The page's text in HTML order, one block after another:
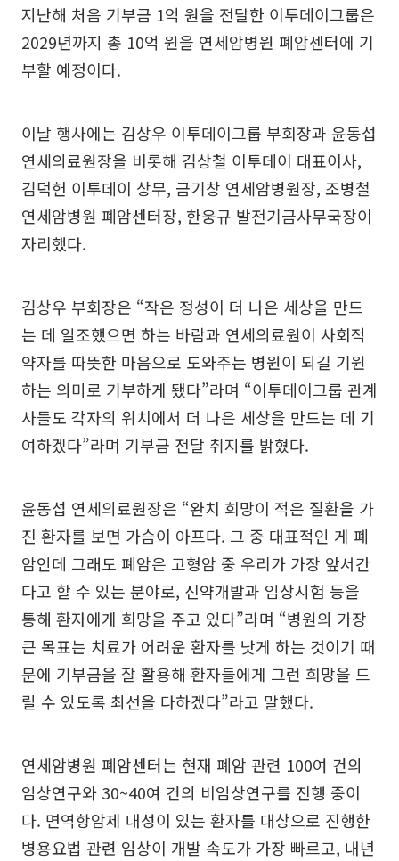
지난해 처음 기부금 1억 원을 전달한 이투데이그룹은
2029년까지 총 10억 원을 연세암병원 폐암센터에 기
부할 예정이다.
이날 행사에는 김상우 이투데이그룹 부회장과 윤동섭
연세의료원장을 비롯해 김상철 이투데이 대표이사,
김덕헌 이투데이 상무, 금기창 연세암병원장, 조병철
연세암병원 폐암센터장, 한웅규 발전기금사무국장이
자리했다.
김상우 부회장은 “작은 정성이 더 나은 세상을 만드
는 데 일조했으면 하는 바람과 연세의료원이 사회적
약자를 따뜻한 마음으로 도와주는 병원이 되길 기원
하는 의미로 기부하게 됐다”라며 “이투데이그룹 관계
사들도 각자의 위치에서 더 나은 세상을 만드는 데 기
여하겠다”라며 기부금 전달 취지를 밝혔다.
윤동섭 연세의료원장은 “완치 희망이 적은 질환을 가
진 환자를 보면 가슴이 아프다. 그 중 대표적인 게 폐
암인데 그래도 폐암은 고형암 중 우리가 가장 앞서간
다고 할 수 있는 분야로, 신약개발과 임상시험 등을
통해 환자에게 희망을 주고 있다”라며 “병원의 가장
큰 목표는 치료가 어려운 환자를 낫게 하는 것이기 때
문에 기부금을 잘 활용해 환자들에게 그런 희망을 드
릴 수 있도록 최선을 다하겠다”라고 말했다.
연세암병원 폐암센터는 현재 폐암 관련 100여 건의
임상연구와 30~40여 건의 비임상연구를 진행 중이
다. 면역항암제 내성이 있는 환자를 대상으로 진행한
병용요법 관련 임상이 개발 속도가 가장 빠르고, 내년